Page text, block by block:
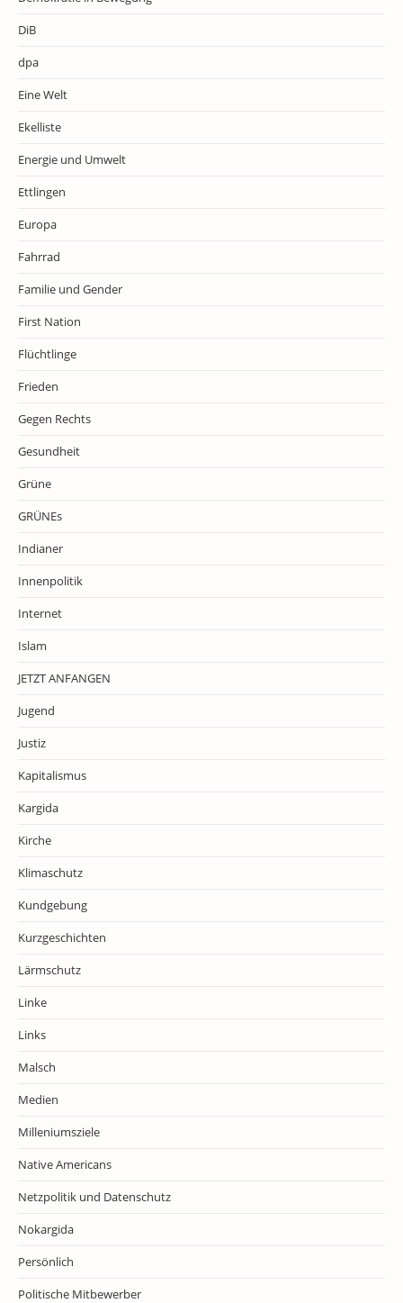
DiB
dpa
Eine Welt
Ekelliste
Energie und Umwelt
Ettlingen
Europa
Fahrrad
Familie und Gender
First Nation
Flüchtlinge
Frieden
Gegen Rechts
Gesundheit
Grüne
GRÜNEs
Indianer
Innenpolitik
Internet
Islam
JETZT ANFANGEN
Jugend
Justiz
Kapitalismus
Kargida
Kirche
Klimaschutz
Kundgebung
Kurzgeschichten
Lärmschutz
Linke
Links
Malsch
Medien
Milleniumsziele
Native Americans
Netzpolitik und Datenschutz
Nokargida
Persönlich
Politische Mitbewerber